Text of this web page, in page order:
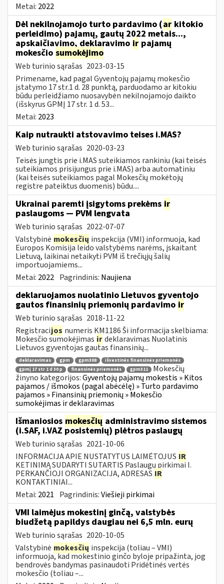
Metai: 2022
Dėl nekilnojamojo turto pardavimo (ar kitokio
perleidimo) pajamų, gautų 2022 metais...,
apskaičiavimo, deklaravimo ir pajamų
mokesčio sumokėjimo
Web turinio sąrašas 2023-03-15
Primename, kad pagal Gyventojų pajamų mokesčio
įstatymo 17 str.1 d. 28 punktą, parduodamo ar kitokiu
būdu perleidžiamo nuosavybėn nekilnojamojo daikto
(išskyrus GPMĮ 17 str. 1 d. 53...
Metai: 2023
Kaip nutraukti atstovavimo teises i.MAS?
Web turinio sąrašas 2020-03-23
Teisės jungtis prie i.MAS suteikiamos rankiniu (kai teisės
suteikiamos prisijungus prie i.MAS) arba automatiniu
(kai teisės suteikiamos pagal Mokesčių mokėtojų
registre pateiktus duomenis) būdu....
Ukrainai paremti įsigytoms prekėms ir
paslaugoms — PVM lengvata
Web turinio sąrašas 2022-07-07
Valstybinė mokesčių inspekcija (VMI) informuoja, kad
Europos Komisija leido valstybėms narėms, įskaitant
Lietuvą, laikinai netaikyti PVM iš trečiųjų šalių
importuojamiems...
Metai: 2022 Pagrindinis: Naujiena
deklaruojamos nuolatinio Lietuvos gyventojo
gautos finansinių priemonių pardavimo ir
Web turinio sąrašas 2018-11-22
Registracijos numeris KM1186 Ši informacija skelbiama:
Mokesčio sumokėjimas irdeklaravimas Nuolatinis
Lietuvos gyventojas gautas finansinių...
deklaravimas gpm gpm308
išvestinės finansinės priemonės
gpmį 17 str 1 d 30 p
finansinės priemonės gpm311
Mokesčių
žinyno kategorijos:Gyventojų pajamų mokestis » Kitos
pajamos / išmokos (pagal abėcėlę) » Turto pardavimo
pajamos » Finansinių priemonių » Mokesčio
sumokėjimas ir deklaravimas
Išmaniosios mokesčių administravimo sistemos
(i.SAF, i.VAZ posistemių) plėtros paslaugų
Web turinio sąrašas 2021-10-06
INFORMACIJA APIE NUSTATYTUS LAIMĖTOJUS IR
KETINIMĄ SUDARYTI SUTARTIS Paslaugų pirkimai I.
PERKANČIOJI ORGANIZACIJA, ADRESAS IR
KONTAKTINIAI...
Metai: 2021 Pagrindinis:Viešieji pirkimai
VMI laimėjus mokestinį ginčą, valstybės
biudžetą papildys daugiau nei 6,5 mln. eurų
Web turinio sąrašas 2020-10-05
Valstybinė mokesčių inspekcija (toliau – VMI)
informuoja, kad mokestinio ginčo byloje pripažinta, jog
bendrovės bandymas pasinaudoti Pridėtinės vertės
mokesčio (toliau –...